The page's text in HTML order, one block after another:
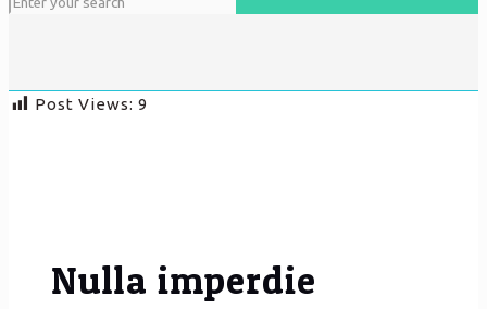
Post Views: 9
Nulla imperdie